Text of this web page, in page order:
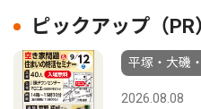
ピックアップ（PR
平塚・大磯
2026.08.08